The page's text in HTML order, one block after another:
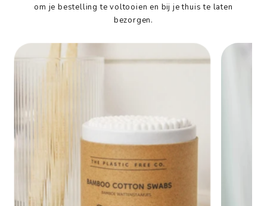
om je bestelling te voltooien en bij je thuis te laten
bezorgen.